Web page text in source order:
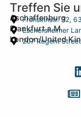
Treffen Sie
Aschaffenburg
Frohsinnstr. 32,
Frankfurt a.M.
Eschersheimer
London/United
207 Regent